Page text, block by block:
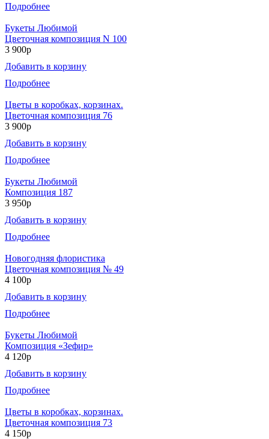
Подробнее
Букеты Любимой
Цветочная композиция N 100
3 900р
Добавить в корзину
Подробнее
Цветы в коробках, корзинах.
Цветочная композиция 76
3 900р
Добавить в корзину
Подробнее
Букеты Любимой
Композиция 187
3 950р
Добавить в корзину
Подробнее
Новогодняя флористика
Цветочная композиция № 49
4 100р
Добавить в корзину
Подробнее
Букеты Любимой
Композиция «Зефир»
4 120р
Добавить в корзину
Подробнее
Цветы в коробках, корзинах.
Цветочная композиция 73
4 150р